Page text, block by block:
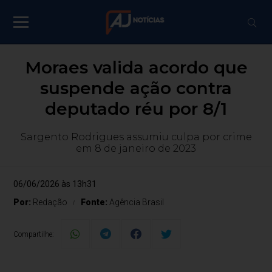
Moraes valida acordo que
suspende ação contra
deputado réu por 8/1
Sargento Rodrigues assumiu culpa por crime
em 8 de janeiro de 2023
06/06/2026 às 13h31
Por: Redação Fonte: Agência Brasil
Compartilhe: